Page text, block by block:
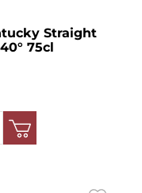
Straight
75cl